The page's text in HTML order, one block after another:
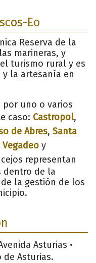
Eo
Reserva de la
marineras, y
turismo rural y es
la artesanía en
por uno o varios
caso: Castropol,
de Abres, Santa
Vegadeo y
representan
dentro de la
la gestión de los
Asturias •
de Asturias.